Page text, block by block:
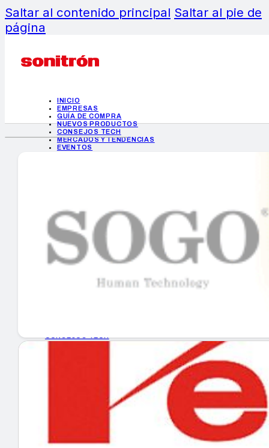
Saltar al contenido principal Saltar al pie de
página
INICIO
EMPRESAS
GUÍA DE COMPRA
NUEVOS PRODUCTOS
CONSEJOS TECH
MERCADOS Y TENDENCIAS
EVENTOS
INICIO
EMPRESAS
GUÍA DE COMPRA